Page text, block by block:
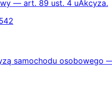
— art. 89 ust. 4 uAkcyza.
samochodu osobowego